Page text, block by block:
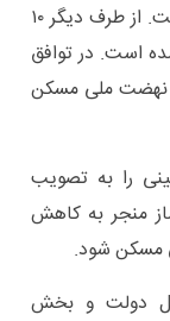
نهضت ملی مسکن اقداماتی را انجام داده است. از طرف دیگر ۱۰
است. در توافق
نهضت ملی مسکن
را به تصویب
منجر به کاهش
مسکن شود.
دولت و بخش